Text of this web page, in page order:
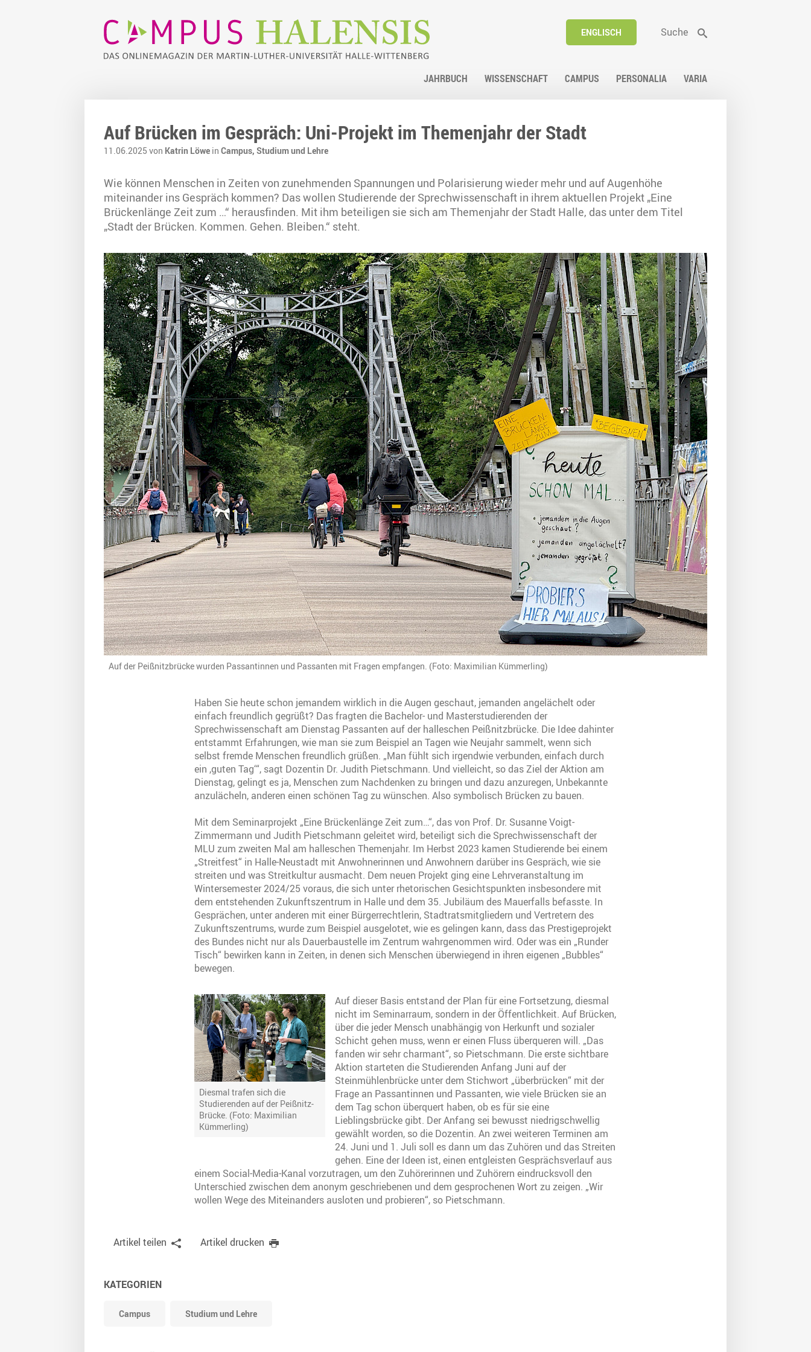
ENGLISCH Suche
JAHRBUCH WISSENSCHAFT CAMPUS PERSONALIA VARIA
Auf Brücken im Gespräch: Uni-Projekt im Themenjahr der Stadt
11.06.2025 von Katrin Löwe in Campus, Studium und Lehre
Wie können Menschen in Zeiten von zunehmenden Spannungen und Polarisierung wieder mehr und auf Augenhöhe
miteinander ins Gespräch kommen? Das wollen Studierende der Sprechwissenschaft in ihrem aktuellen Projekt „Eine
Brückenlänge Zeit zum …“ herausfinden. Mit ihm beteiligen sie sich am Themenjahr der Stadt Halle, das unter dem Titel
„Stadt der Brücken. Kommen. Gehen. Bleiben.“ steht.
Auf der Peißnitzbrücke wurden Passantinnen und Passanten mit Fragen empfangen. (Foto: Maximilian Kümmerling)
Haben Sie heute schon jemandem wirklich in die Augen geschaut, jemanden angelächelt oder
einfach freundlich gegrüßt? Das fragten die Bachelor- und Masterstudierenden der
Sprechwissenschaft am Dienstag Passanten auf der halleschen Peißnitzbrücke. Die Idee dahinter
entstammt Erfahrungen, wie man sie zum Beispiel an Tagen wie Neujahr sammelt, wenn sich
selbst fremde Menschen freundlich grüßen. „Man fühlt sich irgendwie verbunden, einfach durch
ein ,guten Tag‘“, sagt Dozentin Dr. Judith Pietschmann. Und vielleicht, so das Ziel der Aktion am
Dienstag, gelingt es ja, Menschen zum Nachdenken zu bringen und dazu anzuregen, Unbekannte
anzulächeln, anderen einen schönen Tag zu wünschen. Also symbolisch Brücken zu bauen.
Mit dem Seminarprojekt „Eine Brückenlänge Zeit zum…“, das von Prof. Dr. Susanne Voigt-
Zimmermann und Judith Pietschmann geleitet wird, beteiligt sich die Sprechwissenschaft der
MLU zum zweiten Mal am halleschen Themenjahr. Im Herbst 2023 kamen Studierende bei einem
„Streitfest“ in Halle-Neustadt mit Anwohnerinnen und Anwohnern darüber ins Gespräch, wie sie
streiten und was Streitkultur ausmacht. Dem neuen Projekt ging eine Lehrveranstaltung im
Wintersemester 2024/25 voraus, die sich unter rhetorischen Gesichtspunkten insbesondere mit
dem entstehenden Zukunftszentrum in Halle und dem 35. Jubiläum des Mauerfalls befasste. In
Gesprächen, unter anderen mit einer Bürgerrechtlerin, Stadtratsmitgliedern und Vertretern des
Zukunftszentrums, wurde zum Beispiel ausgelotet, wie es gelingen kann, dass das Prestigeprojekt
des Bundes nicht nur als Dauerbaustelle im Zentrum wahrgenommen wird. Oder was ein „Runder
Tisch“ bewirken kann in Zeiten, in denen sich Menschen überwiegend in ihren eigenen „Bubbles“
bewegen.
Diesmal trafen sich die
Studierenden auf der Peißnitz-
Brücke. (Foto: Maximilian
Kümmerling)
Auf dieser Basis entstand der Plan für eine Fortsetzung, diesmal
nicht im Seminarraum, sondern in der Öffentlichkeit. Auf Brücken,
über die jeder Mensch unabhängig von Herkunft und sozialer
Schicht gehen muss, wenn er einen Fluss überqueren will. „Das
fanden wir sehr charmant“, so Pietschmann. Die erste sichtbare
Aktion starteten die Studierenden Anfang Juni auf der
Steinmühlenbrücke unter dem Stichwort „überbrücken“ mit der
Frage an Passantinnen und Passanten, wie viele Brücken sie an
dem Tag schon überquert haben, ob es für sie eine
Lieblingsbrücke gibt. Der Anfang sei bewusst niedrigschwellig
gewählt worden, so die Dozentin. An zwei weiteren Terminen am
24. Juni und 1. Juli soll es dann um das Zuhören und das Streiten
gehen. Eine der Ideen ist, einen entgleisten Gesprächsverlauf aus
einem Social-Media-Kanal vorzutragen, um den Zuhörerinnen und Zuhörern eindrucksvoll den
Unterschied zwischen dem anonym geschriebenen und dem gesprochenen Wort zu zeigen. „Wir
wollen Wege des Miteinanders ausloten und probieren“, so Pietschmann.
Artikel teilen Artikel drucken
KATEGORIEN
Campus Studium und Lehre